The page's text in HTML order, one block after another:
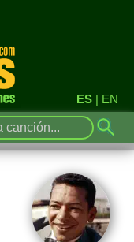
ES | EN